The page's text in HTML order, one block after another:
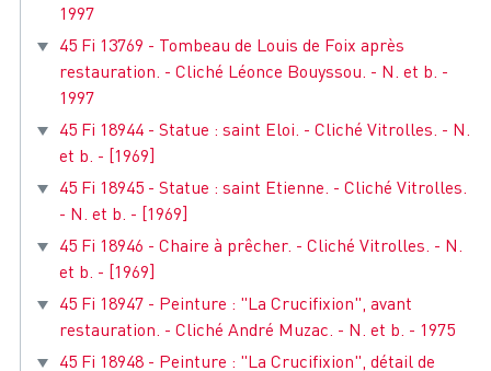
1997
45 Fi 13769 - Tombeau de Louis de Foix après
restauration. - Cliché Léonce Bouyssou. - N. et b. -
1997
45 Fi 18944 - Statue : saint Eloi. - Cliché Vitrolles. - N.
et b. - [1969]
45 Fi 18945 - Statue : saint Etienne. - Cliché Vitrolles.
- N. et b. - [1969]
45 Fi 18946 - Chaire à prêcher. - Cliché Vitrolles. - N.
et b. - [1969]
45 Fi 18947 - Peinture : "La Crucifixion", avant
restauration. - Cliché André Muzac. - N. et b. - 1975
45 Fi 18948 - Peinture : "La Crucifixion", détail de